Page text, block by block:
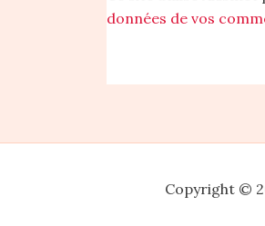
données de vos
Copyright ©